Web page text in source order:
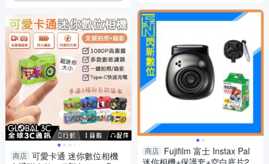
商店 可愛卡通 迷你數位相機
商店 Fujifilm 富士 Instax Pal